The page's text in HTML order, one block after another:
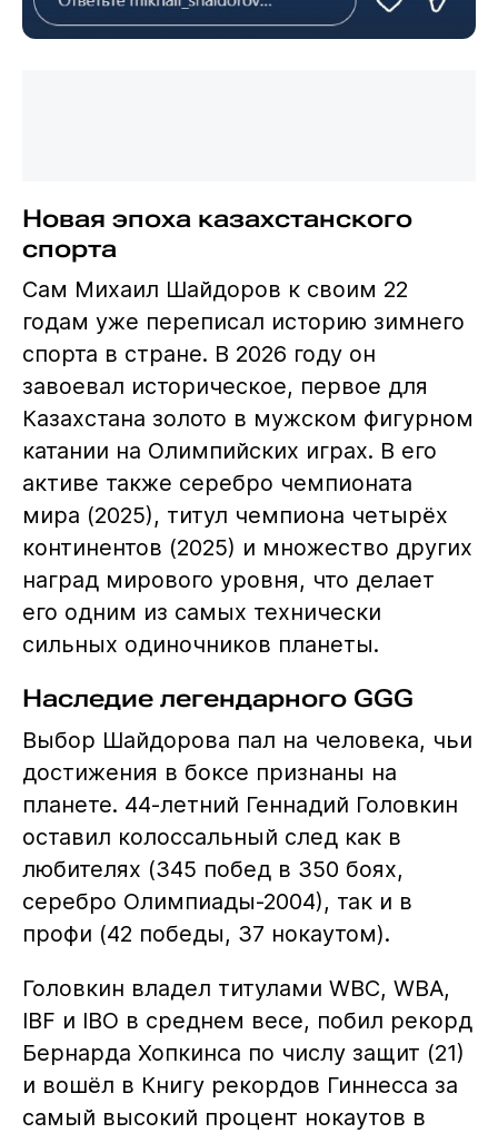
Новая эпоха казахстанского
спорта
Сам Михаил Шайдоров к своим 22
годам уже переписал историю зимнего
спорта в стране. В 2026 году он
завоевал историческое, первое для
Казахстана золото в мужском фигурном
катании на Олимпийских играх. В его
активе также серебро чемпионата
мира (2025), титул чемпиона четырёх
континентов (2025) и множество других
наград мирового уровня, что делает
его одним из самых технически
сильных одиночников планеты.
Наследие легендарного GGG
Выбор Шайдорова пал на человека, чьи
достижения в боксе признаны на
планете. 44-летний Геннадий Головкин
оставил колоссальный след как в
любителях (345 побед в 350 боях,
серебро Олимпиады-2004), так и в
профи (42 победы, 37 нокаутом).
Головкин владел титулами WBC, WBA,
IBF и IBO в среднем весе, побил рекорд
Бернарда Хопкинса по числу защит (21)
и вошёл в Книгу рекордов Гиннесса за
самый высокий процент нокаутов в